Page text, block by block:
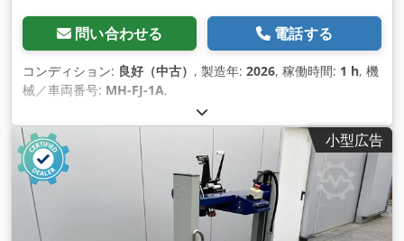
問い合わせる 電話する
コンディション: 良好（中古） , 製造年: 2026, 稼働時間: 1 h, 機
械／車両番号: MH-FJ-1A,
小型広告